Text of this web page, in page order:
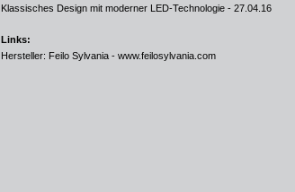
Klassisches Design mit moderner LED-Technologie - 27.04.16
Links:
Hersteller: Feilo Sylvania - www.feilosylvania.com